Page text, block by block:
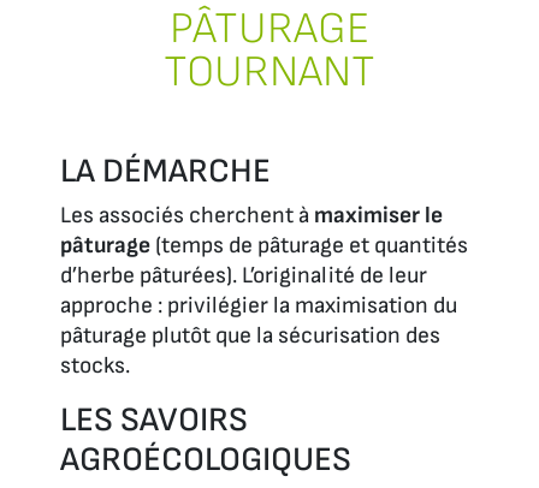
PÂTURAGE
TOURNANT
LA DÉMARCHE
Les associés cherchent à maximiser le
pâturage (temps de pâturage et quantités
d’herbe pâturées). L’originalité de leur
approche : privilégier la maximisation du
pâturage plutôt que la sécurisation des
stocks.
LES SAVOIRS
AGROÉCOLOGIQUES